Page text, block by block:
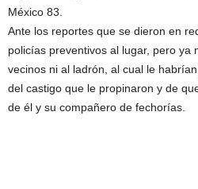
México 83.
Ante los reportes que se dieron en
policías preventivos al lugar, pero ya
vecinos ni al ladrón, al cual le
del castigo que le propinaron y de
de él y su compañero de fechorías.